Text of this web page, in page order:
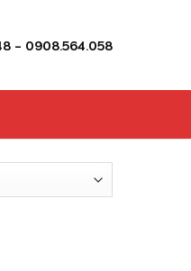
- 0908.564.058